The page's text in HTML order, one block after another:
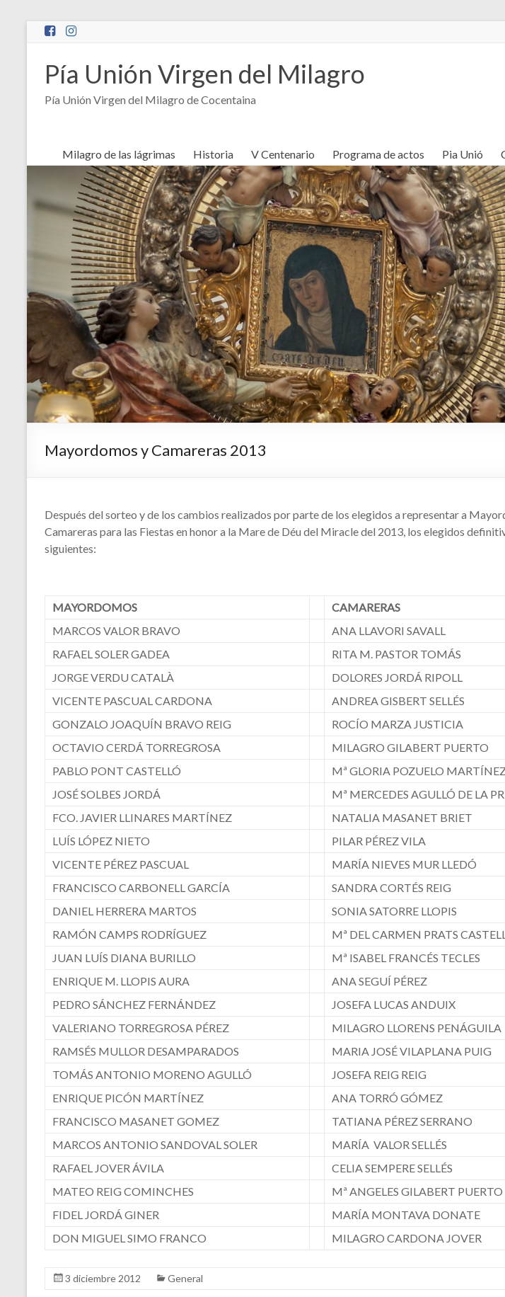
Saltar
Pía Unión Virgen del Milagro
Pía Unión Virgen del Milagro de Cocentaina
Milagro de las lágrimas Historia V Centenario Programa de actos Pia Unió
Mayordomos y Camareras 2013
Después del sorteo y de los cambios realizados por parte de los elegidos a representar a
Camareras para las Fiestas en honor a la Mare de Déu del Miracle del 2013, los elegidos
siguientes:
MAYORDOMOS
CAMARERAS
MARCOS VALOR BRAVO
ANA LLAVORI SAVALL
RAFAEL SOLER GADEA
RITA M. PASTOR TOMÁS
JORGE VERDU CATALÀ
DOLORES JORDÁ RIPOLL
VICENTE PASCUAL CARDONA
ANDREA GISBERT SELLÉS
GONZALO JOAQUÍN BRAVO REIG
ROCÍO MARZA JUSTICIA
OCTAVIO CERDÁ TORREGROSA
MILAGRO GILABERT PUERTO
PABLO PONT CASTELLÓ
Mª GLORIA POZUELO
JOSÉ SOLBES JORDÁ
Mª MERCEDES AGULLÓ DE LA
FCO. JAVIER LLINARES MARTÍNEZ
NATALIA MASANET BRIET
LUÍS LÓPEZ NIETO
PILAR PÉREZ VILA
VICENTE PÉREZ PASCUAL
MARÍA NIEVES MUR LLEDÓ
FRANCISCO CARBONELL GARCÍA
SANDRA CORTÉS REIG
DANIEL HERRERA MARTOS
SONIA SATORRE LLOPIS
RAMÓN CAMPS RODRÍGUEZ
Mª DEL CARMEN PRATS
JUAN LUÍS DIANA BURILLO
Mª ISABEL FRANCÉS TECLES
ENRIQUE M. LLOPIS AURA
ANA SEGUÍ PÉREZ
PEDRO SÁNCHEZ FERNÁNDEZ
JOSEFA LUCAS ANDUIX
VALERIANO TORREGROSA PÉREZ
MILAGRO LLORENS PENÁGUILA
RAMSÉS MULLOR DESAMPARADOS
MARIA JOSÉ VILAPLANA PUIG
TOMÁS ANTONIO MORENO AGULLÓ
JOSEFA REIG REIG
ENRIQUE PICÓN MARTÍNEZ
ANA TORRÓ GÓMEZ
FRANCISCO MASANET GOMEZ
TATIANA PÉREZ SERRANO
MARCOS ANTONIO SANDOVAL SOLER
MARÍA VALOR SELLÉS
RAFAEL JOVER ÁVILA
CELIA SEMPERE SELLÉS
MATEO REIG COMINCHES
Mª ANGELES GILABERT PUERTO
FIDEL JORDÁ GINER
MARÍA MONTAVA DONATE
DON MIGUEL SIMO FRANCO
MILAGRO CARDONA JOVER
3 diciembre 2012 General